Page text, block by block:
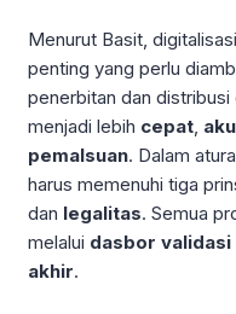
Menurut Basit,
penting yang perlu
penerbitan dan
menjadi lebih cepat
pemalsuan. Dalam
harus memenuhi tiga
dan legalitas. Semua
melalui dasbor
akhir.